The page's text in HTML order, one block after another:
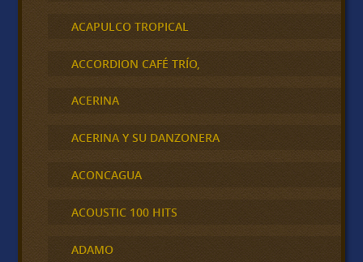
ACAPULCO TROPICAL
ACCORDION CAFÉ TRÍO,
ACERINA
ACERINA Y SU DANZONERA
ACONCAGUA
ACOUSTIC 100 HITS
ADAMO